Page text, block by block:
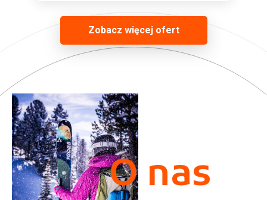
Zobacz więcej ofert
O nas